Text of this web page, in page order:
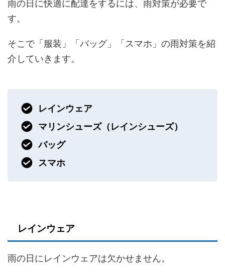
雨の日に快適に配達をするには、雨対策が必要で
す。
そこで「服装」「バッグ」「スマホ」の雨対策を紹
介していきます。
レインウェア
マリンシューズ（レインシューズ）
バッグ
スマホ
レインウェア
雨の日にレインウェアは欠かせません。